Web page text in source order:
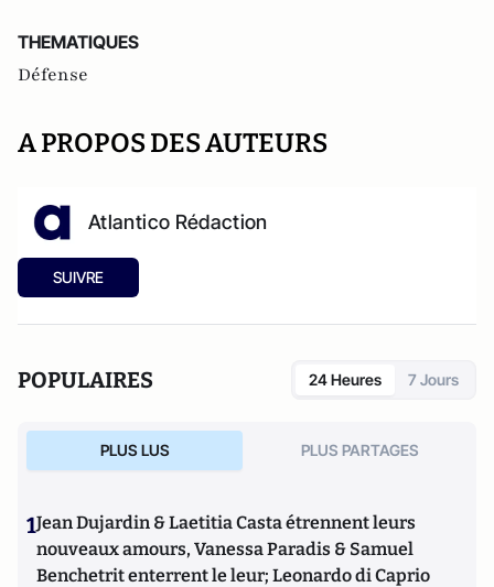
THEMATIQUES
Défense
A PROPOS DES AUTEURS
Atlantico Rédaction
SUIVRE
POPULAIRES 24 Heures 7 Jours
PLUS LUS PLUS PARTAGES
1Jean Dujardin & Laetitia Casta étrennent leurs
nouveaux amours, Vanessa Paradis & Samuel
Benchetrit enterrent le leur; Leonardo di Caprio